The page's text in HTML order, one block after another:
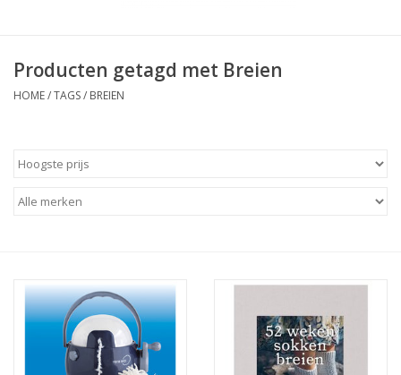
Paspoppen
Opbergsystemen
Stoffen
Breien en haken
Producten getagd met Breien
HOME/TAGS/ BREIEN